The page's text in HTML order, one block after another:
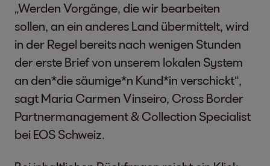
„Werden Vorgänge, die wir bearbeiten
sollen, an ein anderes Land übermittelt, wird
in der Regel bereits nach wenigen Stunden
der erste Brief von unserem lokalen System
an den*die säumige*n Kund*in verschickt“,
sagt Maria Carmen Vinseiro, Cross Border
Partnermanagement & Collection Specialist
bei EOS Schweiz.